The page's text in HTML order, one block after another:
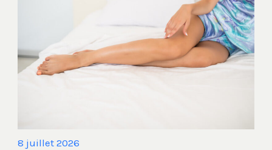
8 juillet 2026